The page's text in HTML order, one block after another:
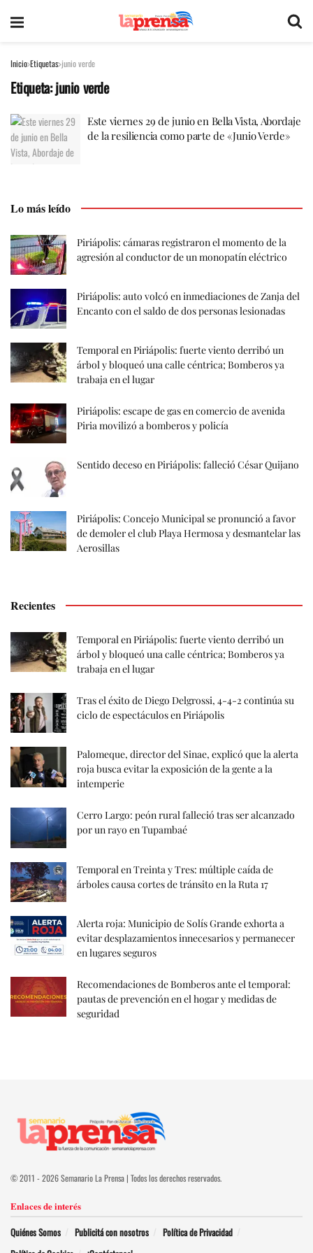
Inicio Etiquetas junio verde
Etiqueta:junio verde
Este viernes 29 de junio en Bella Vista, Abordaje
de la resiliencia como parte de «Junio Verde»
Lo más leído
Piriápolis: cámaras registraron el momento de la
agresión al conductor de un monopatín eléctrico
Piriápolis: auto volcó en inmediaciones de Zanja del
Encanto con el saldo de dos personas lesionadas
Temporal en Piriápolis: fuerte viento derribó un
árbol y bloqueó una calle céntrica; Bomberos ya
trabaja en el lugar
Piriápolis: escape de gas en comercio de avenida
Piria movilizó a bomberos y policía
Sentido deceso en Piriápolis: falleció César Quijano
Piriápolis: Concejo Municipal se pronunció a favor
de demoler el club Playa Hermosa y desmantelar las
Aerosillas
Recientes
Temporal en Piriápolis: fuerte viento derribó un
árbol y bloqueó una calle céntrica; Bomberos ya
trabaja en el lugar
Tras el éxito de Diego Delgrossi, 4-4-2 continúa su
ciclo de espectáculos en Piriápolis
Palomeque, director del Sinae, explicó que la alerta
roja busca evitar la exposición de la gente a la
intemperie
Cerro Largo: peón rural falleció tras ser alcanzado
por un rayo en Tupambaé
Temporal en Treinta y Tres: múltiple caída de
árboles causa cortes de tránsito en la Ruta 17
Alerta roja: Municipio de Solís Grande exhorta a
evitar desplazamientos innecesarios y permanecer
en lugares seguros
Recomendaciones de Bomberos ante el temporal:
pautas de prevención en el hogar y medidas de
seguridad
© 2011 - 2026 Semanario La Prensa | Todos los derechos reservados.
Enlaces de interés
Quiénes Somos Publicitá con nosotros
Política de Privacidad